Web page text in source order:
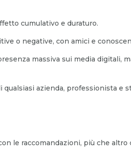
cumulativo e duraturo.
o negative, con amici e
massiva sui media digitali,
azienda, professionista e
le raccomandazioni, più che altro